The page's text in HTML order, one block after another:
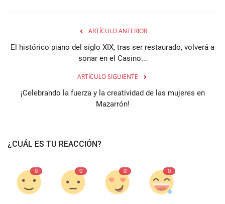
ARTÍCULO ANTERIOR
El histórico piano del siglo XIX, tras ser restaurado, volverá a
sonar en el Casino...
ARTÍCULO SIGUIENTE
¡Celebrando la fuerza y la creatividad de las mujeres en
Mazarrón!
¿CUÁL ES TU REACCIÓN?
0 0 0 0